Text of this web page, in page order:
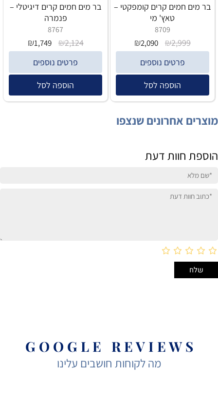
בר מים חמים קרים קומפקטי –
טאץ' מי
8709
₪2,999
₪2,090
פרטים נוספים
הוספה לסל
בר מים חמים קרים דיגיטלי –
פנמרה
8767
₪2,124
₪1,749
פרטים נוספים
הוספה לסל
מוצרים אחרונים שנצפו
הוספת חוות דעת
G O O G L E R E V I E W S
מה לקוחות חושבים עלינו